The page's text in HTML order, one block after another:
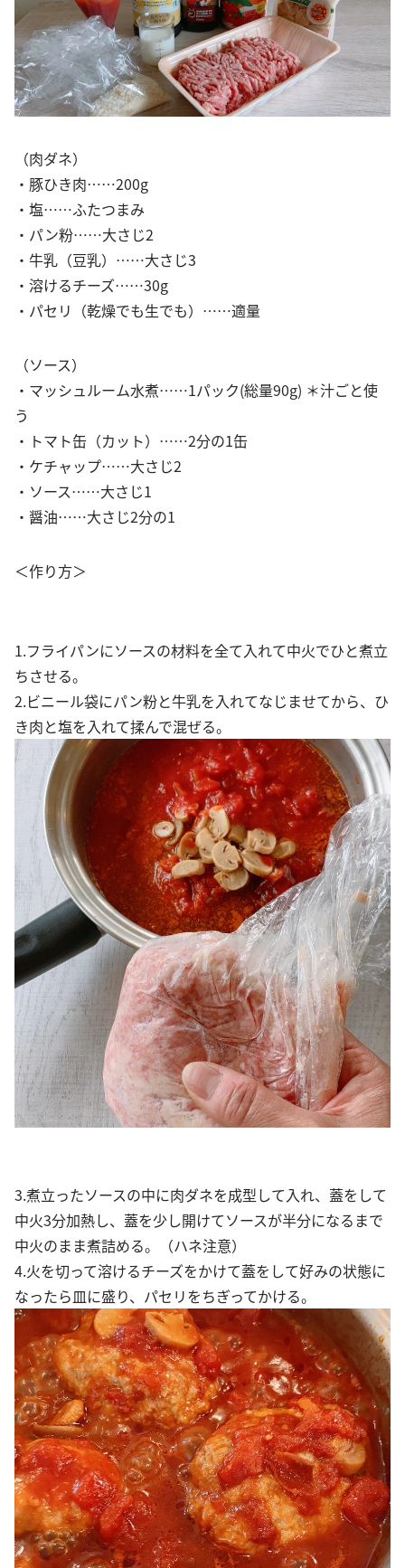
（肉ダネ）
・豚ひき肉……200g
・塩……ふたつまみ
・パン粉……大さじ2
・牛乳（豆乳）……大さじ3
・溶けるチーズ……30g
・パセリ（乾燥でも生でも）……適量
（ソース）
・マッシュルーム水煮……1パック(総量90g) ＊汁ごと使
う
・トマト缶（カット）……2分の1缶
・ケチャップ……大さじ2
・ソース……大さじ1
・醤油……大さじ2分の1
＜作り方＞
1.フライパンにソースの材料を全て入れて中火でひと煮立
ちさせる。
2.ビニール袋にパン粉と牛乳を入れてなじませてから、ひ
き肉と塩を入れて揉んで混ぜる。
3.煮立ったソースの中に肉ダネを成型して入れ、蓋をして
中火3分加熱し、蓋を少し開けてソースが半分になるまで
中火のまま煮詰める。（ハネ注意）
4.火を切って溶けるチーズをかけて蓋をして好みの状態に
なったら皿に盛り、パセリをちぎってかける。